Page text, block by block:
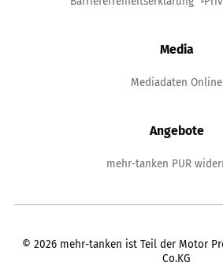
Media
Mediadaten Online
Angebote
mehr-tanken PUR
© 2026 mehr-tanken ist Teil der Motor
Co.KG